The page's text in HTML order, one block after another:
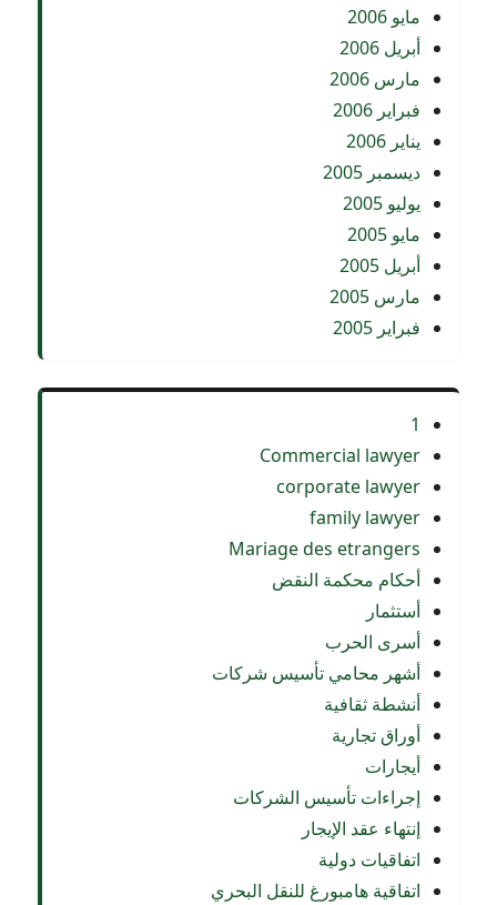
مايو 2006
أبريل 2006
مارس 2006
فبراير 2006
يناير 2006
ديسمبر 2005
يوليو 2005
مايو 2005
أبريل 2005
مارس 2005
فبراير 2005
1
Commercial lawyer
corporate lawyer
family lawyer
Mariage des etrangers
أحكام محكمة النقض
أستثمار
أسرى الحرب
أشهر محامي تأسيس شركات
أنشطة ثقافية
أوراق تجارية
أيجارات
إجراءات تأسيس الشركات
إنتهاء عقد الإيجار
اتفاقيات دولية
اتفاقية هامبورغ للنقل البحري